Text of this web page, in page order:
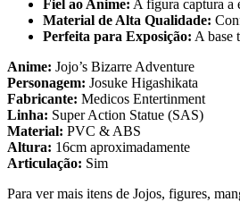
Fiel ao Anime: A figura captura a
Material de Alta Qualidade:
Perfeita para Exposição: A base
Anime: Jojo’s Bizarre Adventure
Personagem: Josuke Higashikata
Fabricante: Medicos Entertinment
Linha: Super Action Statue (SAS)
Material: PVC & ABS
Altura: 16cm aproximadamente
Articulação: Sim
Para ver mais itens de Jojos, figures,